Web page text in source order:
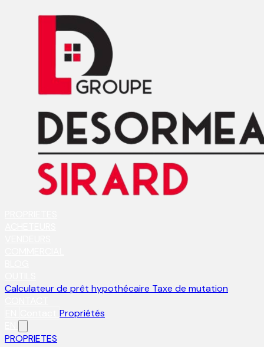
Calculateur de prêt hypothécaire Taxe de mutation
Propriétés
PROPRIETES